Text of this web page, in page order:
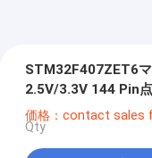
STM32F407ZET6
2.5V/3.3V 144 Pin
価格：contact sales
Qty